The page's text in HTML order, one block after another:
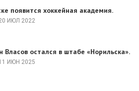
появится хоккейная академия.
ИЮЛ 2022
Власов остался в штабе «Норильска».
ИЮН 2025